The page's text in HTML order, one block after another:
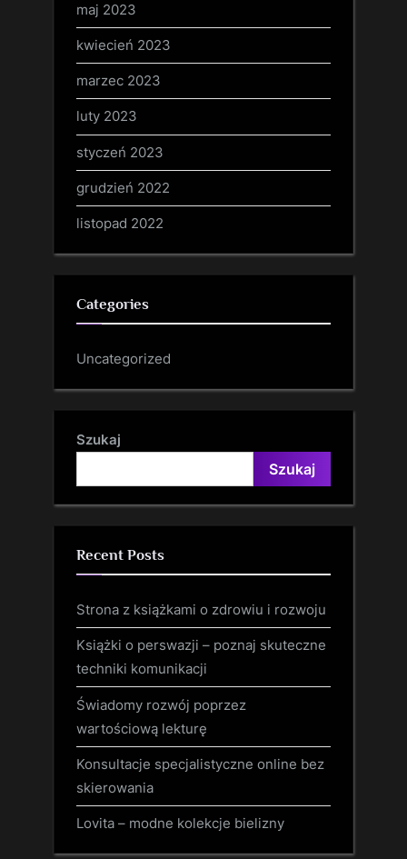
maj 2023
kwiecień 2023
marzec 2023
luty 2023
styczeń 2023
grudzień 2022
listopad 2022
Categories
Uncategorized
Szukaj
Szukaj
Recent Posts
Strona z książkami o zdrowiu i rozwoju
Książki o perswazji – poznaj skuteczne
techniki komunikacji
Świadomy rozwój poprzez
wartościową lekturę
Konsultacje specjalistyczne online bez
skierowania
Lovita – modne kolekcje bielizny